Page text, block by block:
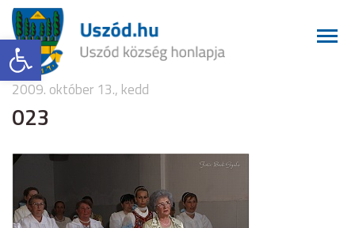
Eszköztár megnyitása
2009. október 13., kedd
023